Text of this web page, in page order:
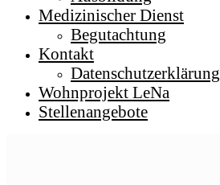
Medizinischer Dienst
Begutachtung
Kontakt
Datenschutzerklärung
Wohnprojekt LeNa
Stellenangebote